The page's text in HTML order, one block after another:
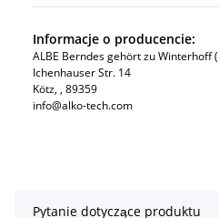
Informacje o producencie:
ALBE Berndes gehört zu Winterhoff
Ichenhauser Str. 14
Kötz​, , 89359
info@alko-tech.com
Pytanie dotyczące produktu